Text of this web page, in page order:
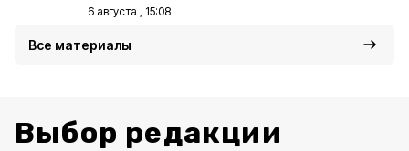
6 августа , 15:08
Все материалы
Выбор редакции